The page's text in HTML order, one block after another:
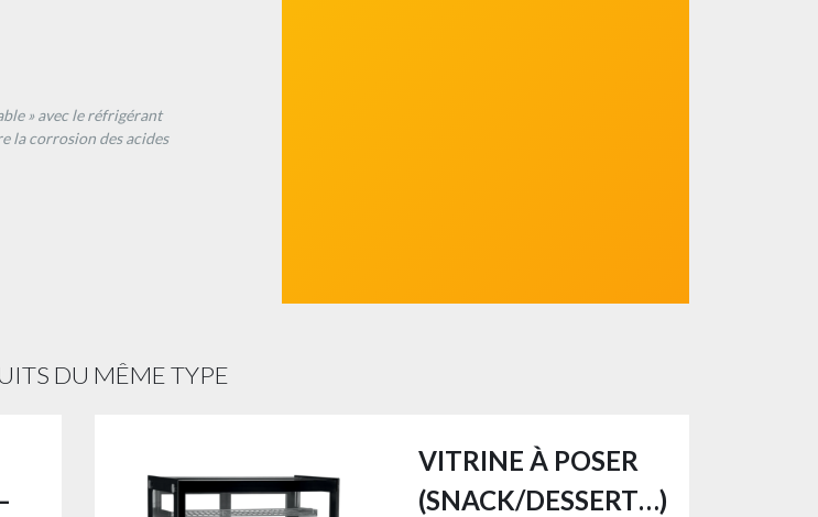
» avec le réfrigérant
la corrosion des acides
DU MÊME TYPE
VITRINE À POSER
(SNACK/DESSERT…)